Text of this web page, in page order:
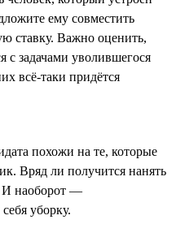
ему совместить
ставку. Важно оценить,
с задачами уволившегося
всё-таки придётся
похожи на те, которые
Вряд ли получится нанять
И наоборот —
уборку.